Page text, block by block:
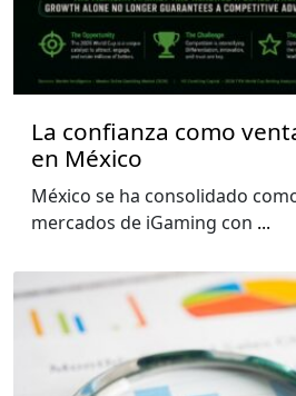
La confianza como
en México
México se ha consolidado
mercados de iGaming con ...